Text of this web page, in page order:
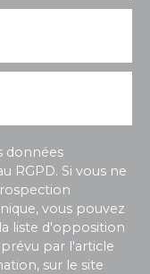
données
RGPD. Si vous ne
vous pouvez
liste d'opposition
par l'article
sur le site